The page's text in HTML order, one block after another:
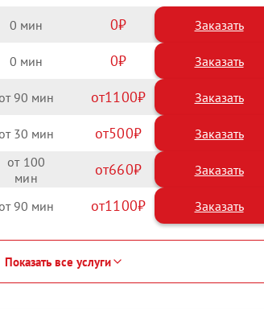
0 0 Заказать
0 0 Заказать
90 1100
30 500
100 660
90 1100
Показать все услуги